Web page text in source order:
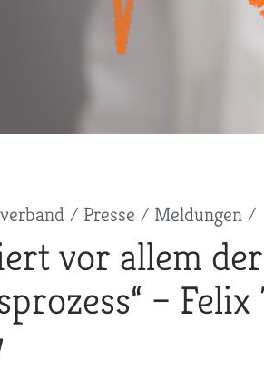
Presse Meldungen
vor allem der
–